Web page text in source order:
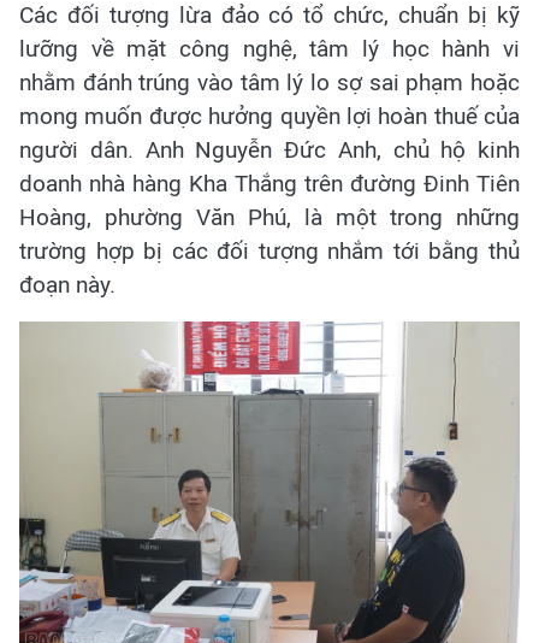
Các đối tượng lừa đảo có tổ chức, chuẩn bị kỹ
lưỡng về mặt công nghệ, tâm lý học hành vi
nhằm đánh trúng vào tâm lý lo sợ sai phạm hoặc
mong muốn được hưởng quyền lợi hoàn thuế của
người dân. Anh Nguyễn Đức Anh, chủ hộ kinh
doanh nhà hàng Kha Thắng trên đường Đinh Tiên
Hoàng, phường Văn Phú, là một trong những
trường hợp bị các đối tượng nhắm tới bằng thủ
đoạn này.